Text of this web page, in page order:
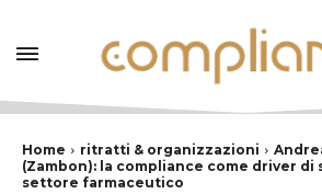
Home ritratti & organizzazioni
(Zambon): la compliance come driver di
settore farmaceutico